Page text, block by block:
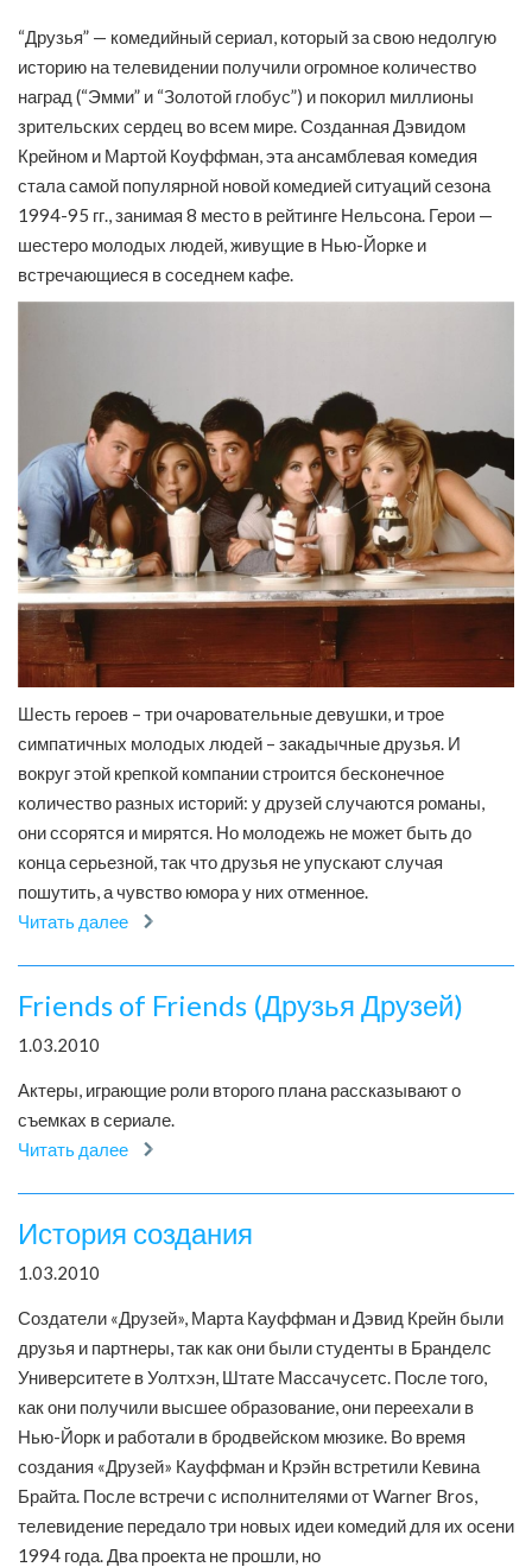
“Друзья” — комедийный сериал, который за свою недолгую
историю на телевидении получили огромное количество
наград (“Эмми” и “Золотой глобус”) и покорил миллионы
зрительских сердец во всем мире. Созданная Дэвидом
Крейном и Мартой Коуффман, эта ансамблевая комедия
стала самой популярной новой комедией ситуаций сезона
1994-95 гг., занимая 8 место в рейтинге Нельсона. Герои —
шестеро молодых людей, живущие в Нью-Йорке и
встречающиеся в соседнем кафе.
Шесть героев – три очаровательные девушки, и трое
симпатичных молодых людей – закадычные друзья. И
вокруг этой крепкой компании строится бесконечное
количество разных историй: у друзей случаются романы,
они ссорятся и мирятся. Но молодежь не может быть до
конца серьезной, так что друзья не упускают случая
пошутить, а чувство юмора у них отменное.
Читать далее
Friends of Friends (Друзья Друзей)
1.03.2010
Актеры, играющие роли второго плана рассказывают о
съемках в сериале.
Читать далее
История создания
1.03.2010
Создатели «Друзей», Марта Кауффман и Дэвид Крейн были
друзья и партнеры, так как они были студенты в Бранделс
Университете в Уолтхэн, Штате Массачусетс. После того,
как они получили высшее образование, они переехали в
Нью-Йорк и работали в бродвейском мюзике. Во время
создания «Друзей» Кауффман и Крэйн встретили Кевина
Брайта. После встречи с исполнителями от Warner Bros,
телевидение передало три новых идеи комедий для их осени
1994 года. Два проекта не прошли, но